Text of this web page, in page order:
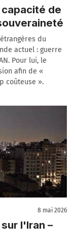
capacité de
du
actuel : guerre
Pour lui, le
afin de «
coûteuse ».
8 mai 2026
l'Iran –